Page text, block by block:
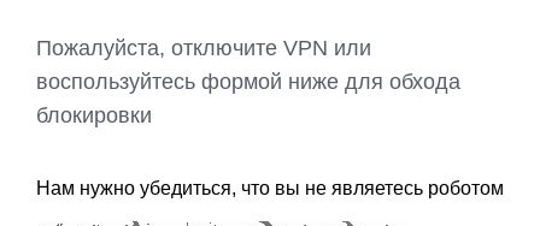
Пожалуйста, отключите VPN или
воспользуйтесь формой ниже для обхода
блокировки
Нам нужно убедиться, что вы не являетесь роботом